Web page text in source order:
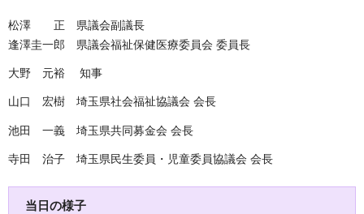
松澤 正 県議会副議長
逢澤圭一郎 県議会福祉保健医療委員会 委員長
大野 元裕 知事
山口 宏樹 埼玉県社会福祉協議会 会長
池田 一義 埼玉県共同募金会 会長
寺田 治子 埼玉県民生委員・児童委員協議会 会長
当日の様子